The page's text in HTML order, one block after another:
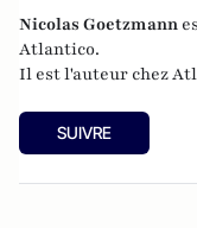
Nicolas Goetzmann
Atlantico.
Il est l'auteur chez
SUIVRE